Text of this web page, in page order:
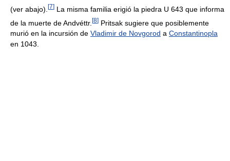
(ver abajo). [7] La misma familia erigió la piedra U 643 que informa
de la muerte de Andvéttr. [8] Pritsak sugiere que posiblemente
murió en la incursión de Vladimir de Novgorod a Constantinopla
en 1043.